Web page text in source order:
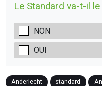
Le Standard va-t-il
NON
OUI
Anderlecht standard